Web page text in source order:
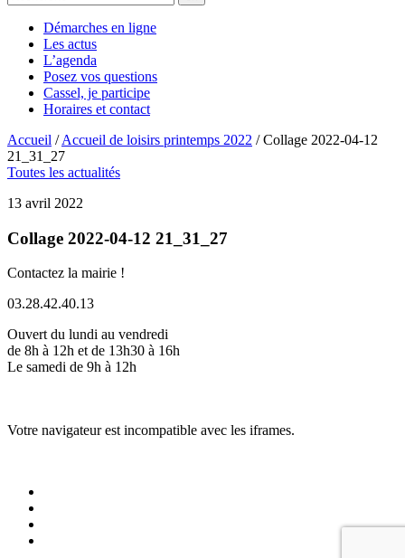
Démarches en ligne
Les actus
L’agenda
Posez vos questions
Cassel, je participe
Horaires et contact
Accueil /Accueil de loisirs printemps 2022 /Collage 2022-04-12
21_31_27
Toutes les actualités
13 avril 2022
Collage 2022-04-12 21_31_27
Contactez la mairie !
03.28.42.40.13
Ouvert du lundi au vendredi
de 8h à 12h et de 13h30 à 16h
Le samedi de 9h à 12h
Votre navigateur est incompatible avec les iframes.